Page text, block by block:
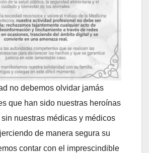
no debemos olvidar jamás
que han sido nuestras heroínas
nuestras médicas y médicos
de manera segura su
contar con el imprescindible